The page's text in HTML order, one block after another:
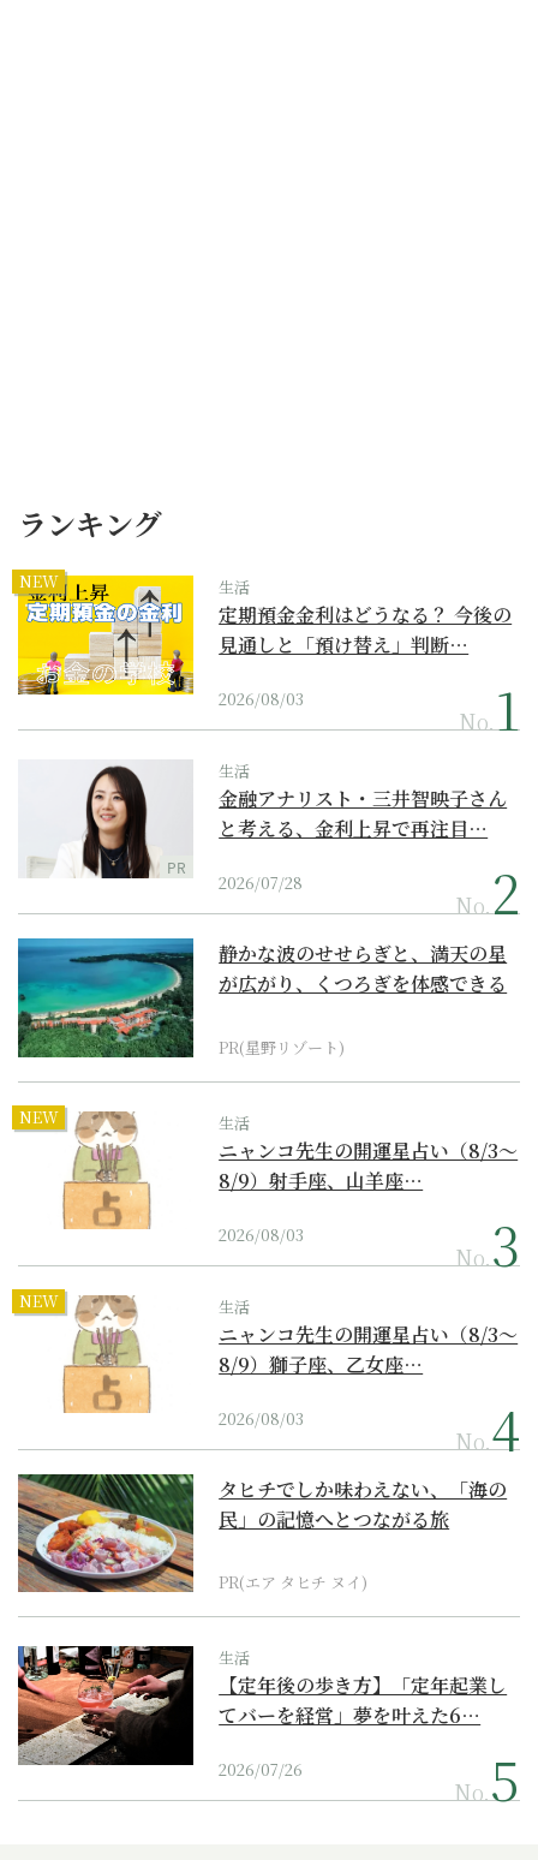
ランキング
NEW 生活
定期預金金利はどうなる？ 今後の
見通しと「預け替え」判断…
2026/08/03
No.
PR
生活
金融アナリスト・三井智映子さん
と考える、金利上昇で再注目…
2026/07/28
No.
静かな波のせせらぎと、満天の星
が広がり、くつろぎを体感できる
PR(星野リゾート)
NEW 生活
ニャンコ先生の開運星占い（8/3～
8/9）射手座、山羊座…
2026/08/03
No.
NEW 生活
ニャンコ先生の開運星占い（8/3～
8/9）獅子座、乙女座…
2026/08/03
No.
タヒチでしか味わえない、「海の
民」の記憶へとつながる旅
PR(エア タヒチ ヌイ)
生活
【定年後の歩き方】「定年起業し
てバーを経営」夢を叶えた6…
2026/07/26
No.